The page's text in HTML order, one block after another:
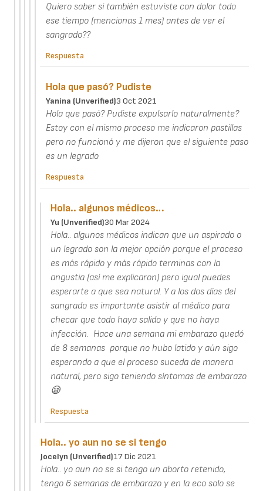
Quiero saber si también estuviste con dolor todo
ese tiempo (mencionas 1 mes) antes de ver el
sangrado??
Respuesta
Hola que pasó? Pudiste
Yanina (unverified)3 Oct 2021
Hola que pasó? Pudiste expulsarlo naturalmente?
Estoy con el mismo proceso me indicaron pastillas
pero no funcionó y me dijeron que el siguiente paso
es un legrado
Respuesta
Hola.. algunos médicos…
Yu (unverified)30 Mar 2024
Hola.. algunos médicos indican que un aspirado o
un legrado son la mejor opción porque el proceso
es más rápido y más rápido terminas con la
angustia (así me explicaron) pero igual puedes
esperarte a que sea natural. Y a los dos días del
sangrado es importante asistir al médico para
checar que todo haya salido y que no haya
infección. Hace una semana mi embarazo quedó
de 8 semanas porque no hubo latido y aún sigo
esperando a que el proceso suceda de manera
natural, pero sigo teniendo síntomas de embarazo
😪
Respuesta
Hola.. yo aun no se si tengo
Jocelyn (unverified)17 Dic 2021
Hola.. yo aun no se si tengo un aborto retenido,
tengo 6 semanas de embarazo y en la eco solo se